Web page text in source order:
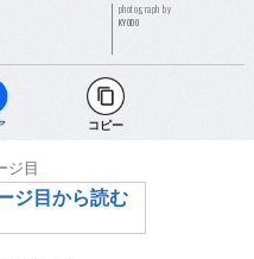
photograph by
KYODO
コピー
ジ目
ジ目から読む